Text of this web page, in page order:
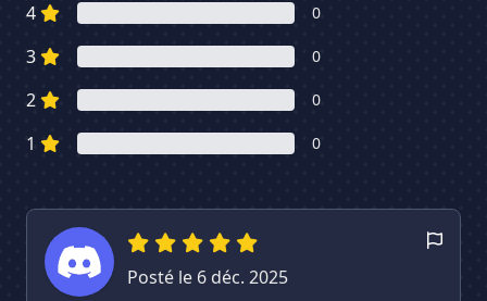
4 0
3 0
2 0
1 0
Posté le 6 déc. 2025